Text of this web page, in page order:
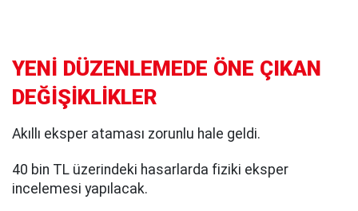
YENİ DÜZENLEMEDE ÖNE ÇIKAN
DEĞİŞİKLİKLER
Akıllı eksper ataması zorunlu hale geldi.
40 bin TL üzerindeki hasarlarda fiziki eksper
incelemesi yapılacak.